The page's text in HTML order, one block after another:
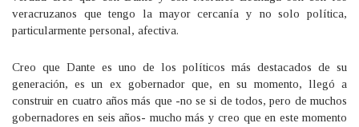
veracruzanos que tengo la mayor cercanía y no solo política,
particularmente personal, afectiva.
Creo que Dante es uno de los políticos más destacados de su
generación, es un ex gobernador que, en su momento, llegó a
construir en cuatro años más que -no se si de todos, pero de muchos
gobernadores en seis años- mucho más y creo que en este momento